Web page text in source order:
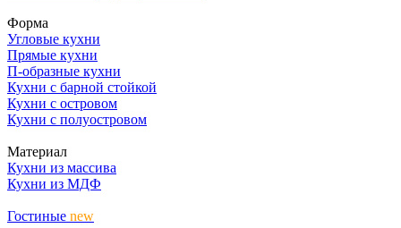
Форма
Угловые кухни
Прямые кухни
П-образные кухни
Кухни с барной стойкой
Кухни с островом
Кухни с полуостровом
Материал
Кухни из массива
Кухни из МДФ
Гостиные new